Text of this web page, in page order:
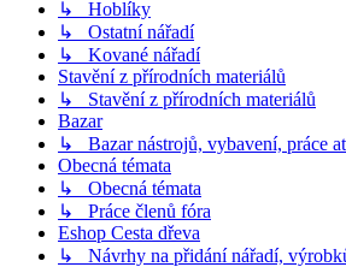
↳ Hoblíky
↳ Ostatní nářadí
↳ Kované nářadí
Stavění z přírodních materiálů
↳ Stavění z přírodních materiálů
Bazar
↳ Bazar nástrojů, vybavení, práce
Obecná témata
↳ Obecná témata
↳ Práce členů fóra
Eshop Cesta dřeva
↳ Návrhy na přidání nářadí,